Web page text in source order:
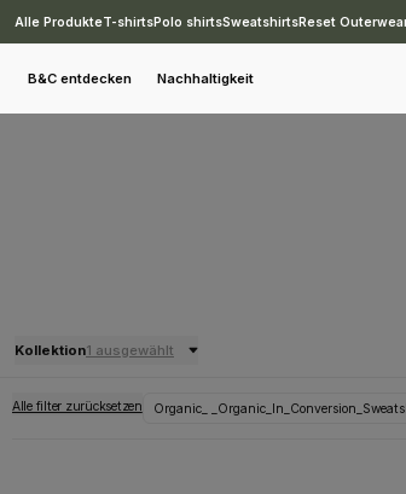
Alle ProdukteT-shirtsPolo shirtsSweatshirtsReset
B&C entdecken Nachhaltigkeit
Kollektion1 ausgewählt
Alle filter zurücksetzen Organic_